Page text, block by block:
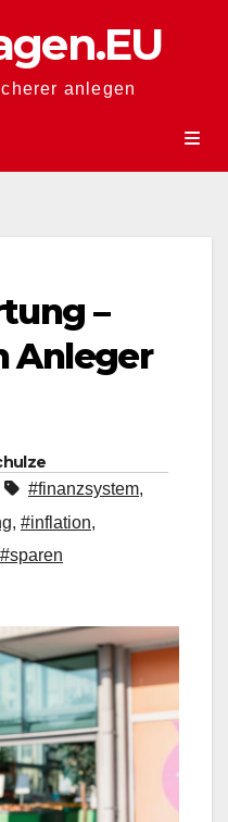
anlegen
–
Anleger
#finanzsystem,
, #inflation,
#sparen